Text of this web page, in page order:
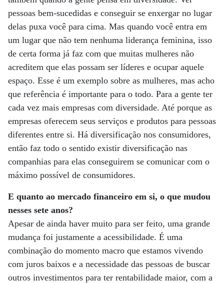
pessoas bem-sucedidas e conseguir se enxergar no lugar
delas puxa você para cima. Mas quando você entra em
um lugar que não tem nenhuma liderança feminina, isso
de certa forma já faz com que muitas mulheres não
acreditem que elas possam ser líderes e ocupar aquele
espaço. Esse é um exemplo sobre as mulheres, mas acho
que referência é importante para o todo. Para a gente ter
cada vez mais empresas com diversidade. Até porque as
empresas oferecem seus serviços e produtos para pessoas
diferentes entre si. Há diversificação nos consumidores,
então faz todo o sentido existir diversificação nas
companhias para elas conseguirem se comunicar com o
máximo possível de consumidores.
E quanto ao mercado financeiro em si, o que mudou
nesses sete anos?
Apesar de ainda haver muito para ser feito, uma grande
mudança foi justamente a acessibilidade. É uma
combinação do momento macro que estamos vivendo
com juros baixos e a necessidade das pessoas de buscar
outros investimentos para ter rentabilidade maior, com a